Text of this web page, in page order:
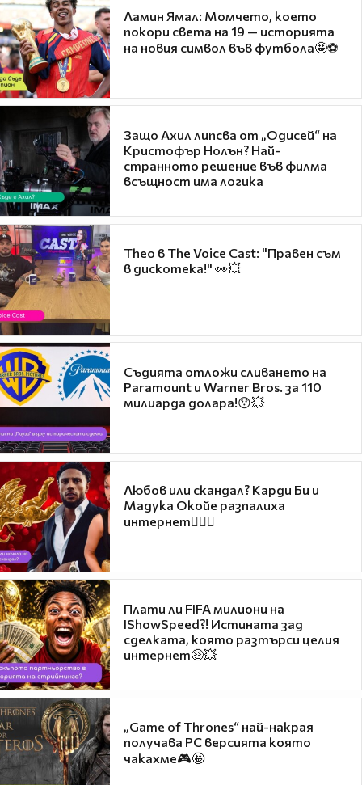
Ламин Ямал: Момчето, което
покори света на 19 — историята
на новия символ във футбола🤩⚽
Защо Ахил липсва от „Одисей“ на
Кристофър Нолън? Най-
странното решение във филма
всъщност има логика
Theo в The Voice Cast: "Правен съм
в дискотека!" 👀💥
Съдията отложи сливането на
Paramount и Warner Bros. за 110
милиарда долара!😯💥
Любов или скандал? Карди Би и
Мадука Окойе разпалиха
интернет❤️‍🔥🔥
Плати ли FIFA милиони на
IShowSpeed?! Истината зад
сделката, която разтърси целия
интернет🤑💥
„Game of Thrones“ най-накрая
получава PC версията която
чакахме🎮🤩